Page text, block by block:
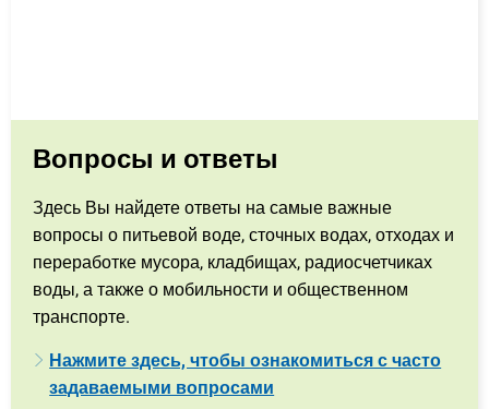
Вопросы и ответы
Здесь Вы найдете ответы на самые важные
вопросы о питьевой воде, сточных водах, отходах и
переработке мусора, кладбищах, радиосчетчиках
воды, а также о мобильности и общественном
транспорте.
Нажмите здесь, чтобы ознакомиться с часто
задаваемыми вопросами